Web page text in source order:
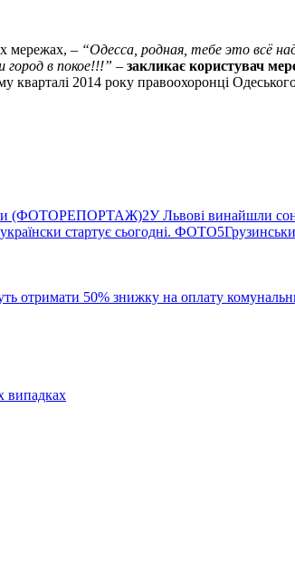
мережах, – “Одесса, родная, тебе это всё
в покое!!!” – закликає користувач
2014 року правоохоронці
(ФОТОРЕПОРТАЖ)2У Львові винайшли
стартує сьогодні. ФОТО5
отримати 50% знижку на оплату
випадках